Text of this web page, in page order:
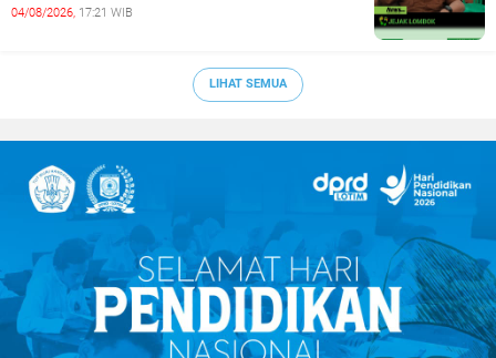
04/08/2026, 17:21 WIB
LIHAT SEMUA